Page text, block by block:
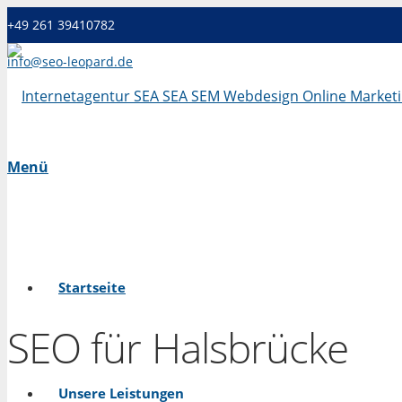
+49 261 39410782
info@seo-leopard.de
Mo - Fr 09.00 Uhr - 18.00 Uhr
Menü
Startseite
Unsere Leistungen
SEO für Halsbrücke